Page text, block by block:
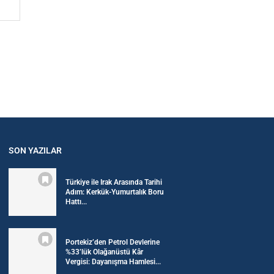
SON YAZILAR
Türkiye ile Irak Arasında Tarihi
Adım: Kerkük-Yumurtalık Boru
Hattı...
Portekiz’den Petrol Devlerine
%33’lük Olağanüstü Kâr
Vergisi: Dayanışma Hamlesi...